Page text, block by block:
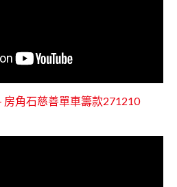
房角石慈善單車籌款271210